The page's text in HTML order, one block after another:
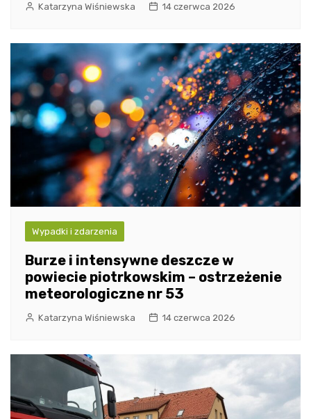
Katarzyna Wiśniewska 14 czerwca 2026
Wypadki i zdarzenia
Burze i intensywne deszcze w
powiecie piotrkowskim – ostrzeżenie
meteorologiczne nr 53
Katarzyna Wiśniewska 14 czerwca 2026